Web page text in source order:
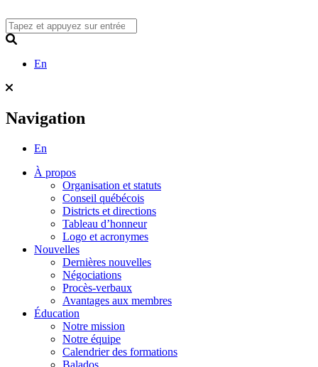
to
content
En
Navigation
En
À propos
Organisation et statuts
Conseil québécois
Districts et directions
Tableau d’honneur
Logo et acronymes
Nouvelles
Dernières nouvelles
Négociations
Procès-verbaux
Avantages aux membres
Éducation
Notre mission
Notre équipe
Calendrier des formations
Balados